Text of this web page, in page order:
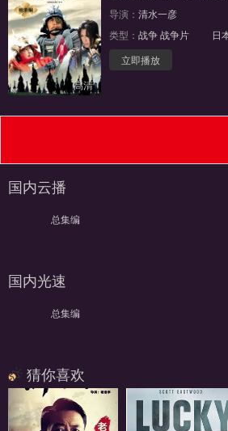
高清
导演： 清水一彦
类型： 战争战争片 日
立即播放
福利
国内云播
总集编
国内光速
总集编
猜你喜欢